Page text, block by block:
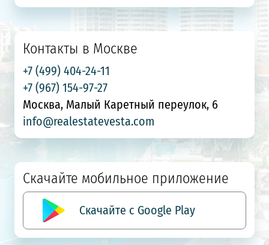
Контакты в Москве
+7 (499) 404-24-11
+7 (967) 154-97-27
Москва, Малый Каретный переулок, 6
info@realestatevesta.com
Скачайте мобильное приложение
Скачайте с Google Play